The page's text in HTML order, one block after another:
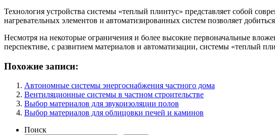
Технология устройства системы «теплый плинтус» представляет собой
нагревательных элементов и автоматизированных систем позволяет
Несмотря на некоторые ограничения и более высокие первоначальные
перспективе, с развитием материалов и автоматизации, системы «теплый
Похожие записи:
Автономные системы энергоснабжения частного дома
Вентиляционные системы в частном строительстве
Выбор материалов для звукоизоляции полов
Выбор материалов для облицовки печей и каминов
Поиск